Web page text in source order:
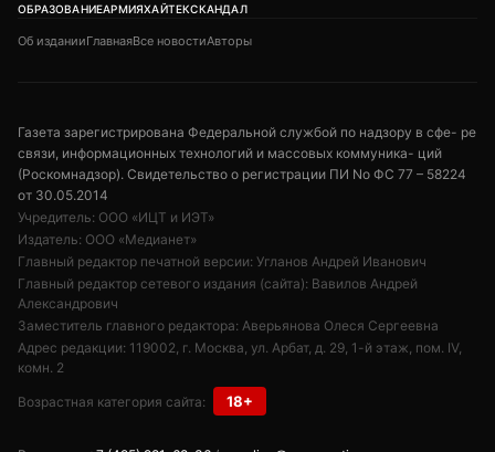
ОБРАЗОВАНИЕАРМИЯХАЙТЕКСКАНДАЛ
Об изданииГлавнаяВсе новостиАвторы
Газета зарегистрирована Федеральной службой по надзору в сфе- ре
связи, информационных технологий и массовых коммуника- ций
(Роскомнадзор). Свидетельство о регистрации ПИ No ФС 77 – 58224
от 30.05.2014
Учредитель: ООО «ИЦТ и ИЭТ»
Издатель: ООО «Медианет»
Главный редактор печатной версии: Угланов Андрей Иванович
Главный редактор сетевого издания (сайта): Вавилов Андрей
Александрович
Заместитель главного редактора: Аверьянова Олеся Сергеевна
Адрес редакции: 119002, г. Москва, ул. Арбат, д. 29, 1-й этаж, пом. IV,
комн. 2
Возрастная категория сайта: 18+